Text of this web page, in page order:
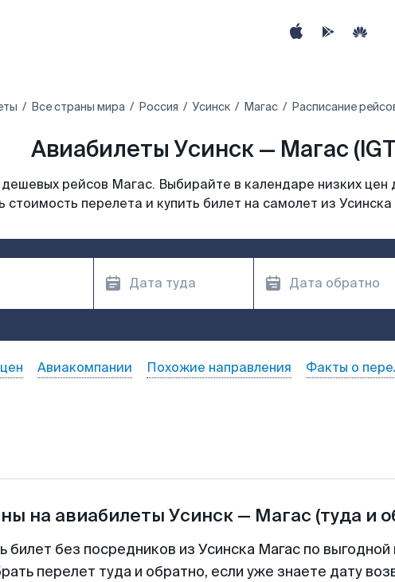
Все страны мира Россия Усинск Магас Расписание
Авиабилеты Усинск — Магас
рейсов Магас. Выбирайте в календаре низких цен
стоимость перелета и купить билет на самолет из
Авиакомпании Похожие направления Факты о
на авиабилеты Усинск— Магас (туда и
билет без посредников из Усинска Магас по
перелет туда и обратно, если уже знаете дату